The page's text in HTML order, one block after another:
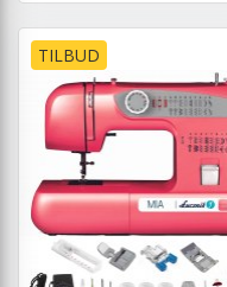
TILBUD